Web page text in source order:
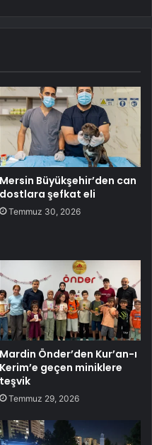
Mersin Büyükşehir’den can
dostlara şefkat eli
Temmuz 30, 2026
Mardin Önder’den Kur’an-ı
Kerim’e geçen miniklere
teşvik
Temmuz 29, 2026